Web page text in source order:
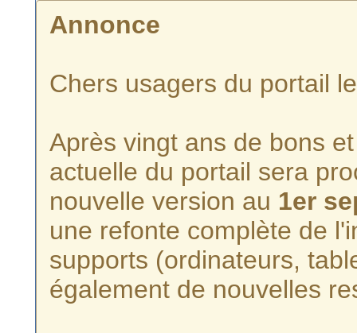
Annonce
Chers usagers du portail
Après vingt ans de bons
actuelle du portail sera
nouvelle version au 1er
une refonte complète de
supports (ordinateurs,
également de nouvelles